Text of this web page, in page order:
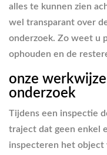
alles te kunnen zien
wel transparant over
onderzoek. Zo weet u
ophouden en de
onze
onderzoek
Tijdens een inspectie
traject dat geen enkel
inspecteren het object